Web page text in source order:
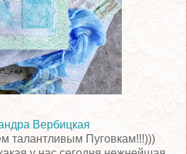
Вербицкая
талантливым Пуговкам!!!)))